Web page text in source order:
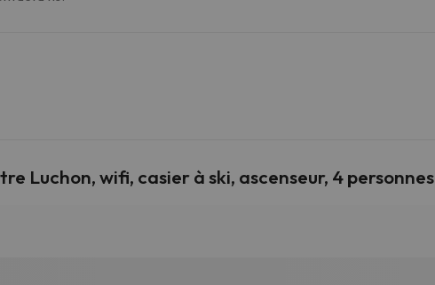
Luchon, wifi, casier à ski, ascenseur, 4 personnes